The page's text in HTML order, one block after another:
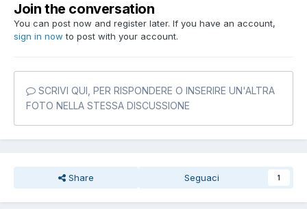
Join the conversation
You can post now and register later. If you have an account,
sign in now to post with your account.
SCRIVI QUI, PER RISPONDERE O INSERIRE UN'ALTRA
FOTO NELLA STESSA DISCUSSIONE
Share Seguaci 1